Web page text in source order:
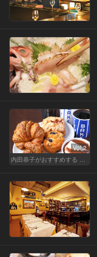
Vol.2
内田恭子がおすすめする 「秘密の広尾」